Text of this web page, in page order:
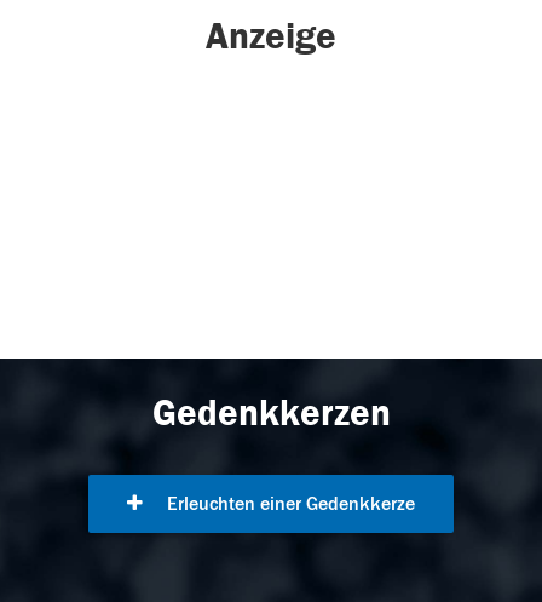
Anzeige
Gedenkkerzen
Erleuchten einer Gedenkkerze